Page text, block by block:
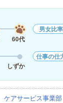
60代
男女比率
しずか
仕事の仕
アサービス事業